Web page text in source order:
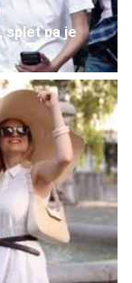
splet pa je